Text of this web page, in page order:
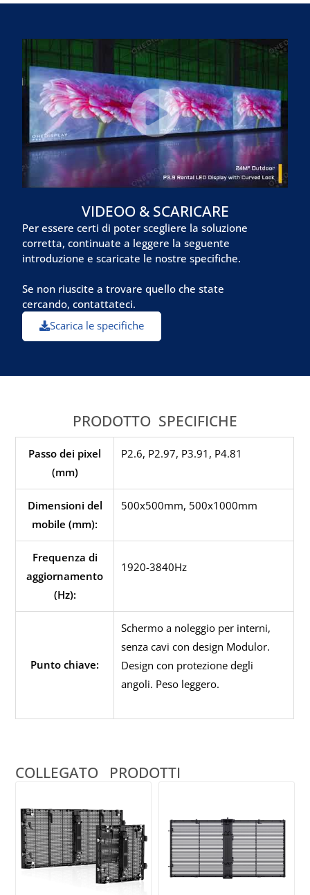
VIDEOO & SCARICARE
Per essere certi di poter scegliere la soluzione
corretta, continuate a leggere la seguente
introduzione e scaricate le nostre specifiche.
Se non riuscite a trovare quello che state
cercando, contattateci.
Scarica le specifiche
PRODOTTO SPECIFICHE
Passo dei pixel
(mm)
P2.6, P2.97, P3.91, P4.81
Dimensioni del
mobile (mm):
500x500mm, 500x1000mm
Frequenza di
aggiornamento
(Hz):
1920-3840Hz
Punto chiave:
Schermo a noleggio per interni,
senza cavi con design Modulor.
Design con protezione degli
angoli. Peso leggero.
COLLEGATO PRODOTTI